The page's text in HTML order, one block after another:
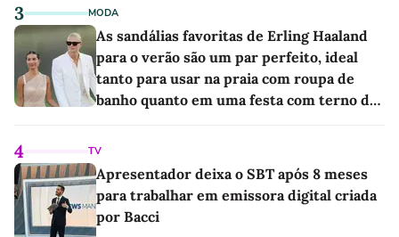
3 MODA
As sandálias favoritas de Erling Haaland
para o verão são um par perfeito, ideal
tanto para usar na praia com roupa de
banho quanto em uma festa com terno de
4 TV
Apresentador deixa o SBT após 8 meses
para trabalhar em emissora digital criada
por Bacci